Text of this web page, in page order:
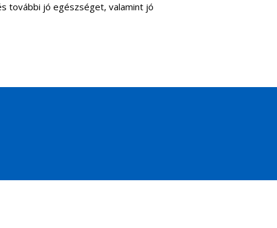
további jó egészséget, valamint jó